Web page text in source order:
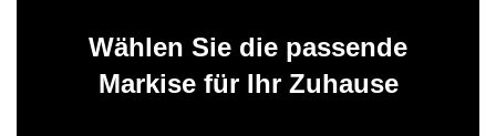
Wählen Sie die passende
Markise für Ihr Zuhause